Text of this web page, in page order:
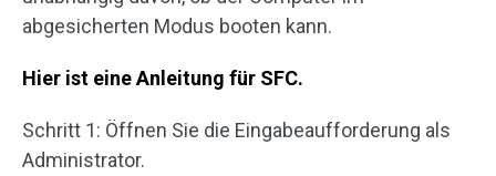
abgesicherten Modus booten kann.
Hier ist eine Anleitung für SFC.
Schritt 1: Öffnen Sie die Eingabeaufforderung als
Administrator.